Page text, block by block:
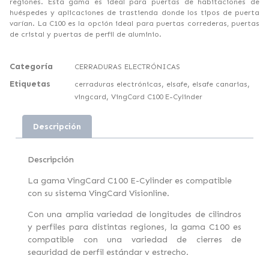
regiones. Esta gama es ideal para puertas de habitaciones de
huéspedes y aplicaciones de trastienda donde los tipos de puerta
varían. La C100 es la opción ideal para puertas correderas, puertas
de cristal y puertas de perfil de aluminio.
Categoría CERRADURAS ELECTRÓNICAS
Etiquetas cerraduras electrónicas, elsafe, elsafe canarias,
vingcard, VingCard C100 E-Cylinder
Descripción
Descripción
La gama VingCard C100 E-Cylinder es compatible
con su sistema VingCard Visionline.
Con una amplia variedad de longitudes de cilindros
y perfiles para distintas regiones, la gama C100 es
compatible con una variedad de cierres de
seguridad de perfil estándar y estrecho.